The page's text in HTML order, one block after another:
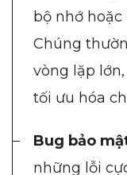
bộ nhớ
Chúng
vòng lặp
tối ưu hóa
Bug bảo
những lỗi